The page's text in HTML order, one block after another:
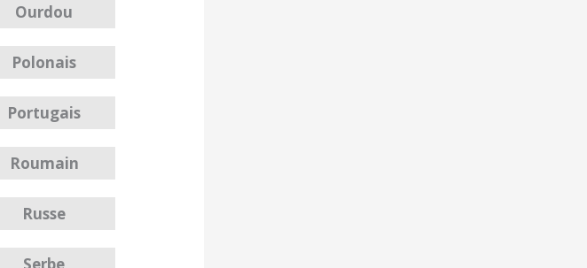
Ourdou
Polonais
Portugais
Roumain
Russe
Serbe